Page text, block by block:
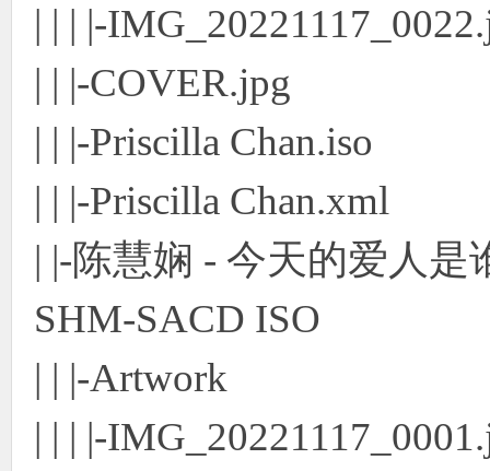
| | | |-
| | |-COVER.jpg
| | |-Priscilla Chan.iso
| | |-Priscilla Chan.xml
| |-陈慧娴 - 今天的爱人
SHM-SACD ISO
| | |-Artwork
| | | |-